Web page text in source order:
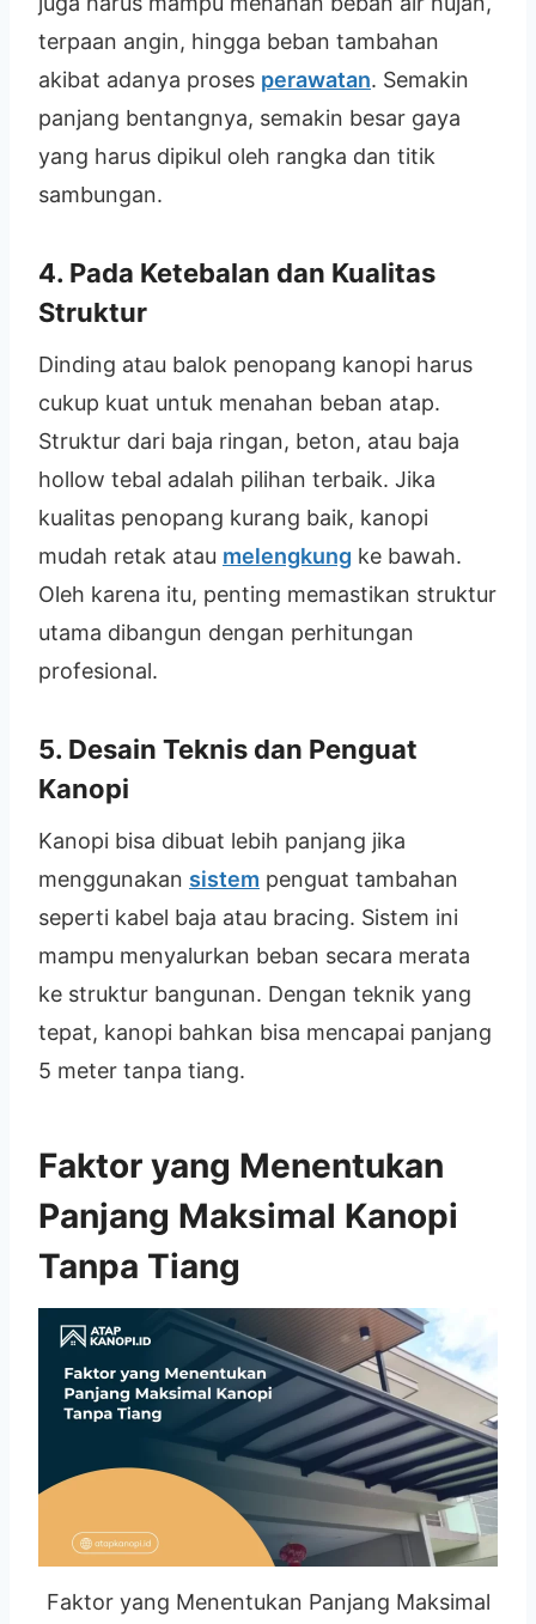
terpaan angin, hingga beban tambahan
akibat adanya proses perawatan. Semakin
panjang bentangnya, semakin besar gaya
yang harus dipikul oleh rangka dan titik
sambungan.
4. Pada Ketebalan dan Kualitas
Struktur
Dinding atau balok penopang kanopi harus
cukup kuat untuk menahan beban atap.
Struktur dari baja ringan, beton, atau baja
hollow tebal adalah pilihan terbaik. Jika
kualitas penopang kurang baik, kanopi
mudah retak atau melengkung ke bawah.
Oleh karena itu, penting memastikan struktur
utama dibangun dengan perhitungan
profesional.
5. Desain Teknis dan Penguat
Kanopi
Kanopi bisa dibuat lebih panjang jika
menggunakan sistem penguat tambahan
seperti kabel baja atau bracing. Sistem ini
mampu menyalurkan beban secara merata
ke struktur bangunan. Dengan teknik yang
tepat, kanopi bahkan bisa mencapai panjang
5 meter tanpa tiang.
Faktor yang Menentukan
Panjang Maksimal Kanopi
Tanpa Tiang
Faktor yang Menentukan Panjang Maksimal